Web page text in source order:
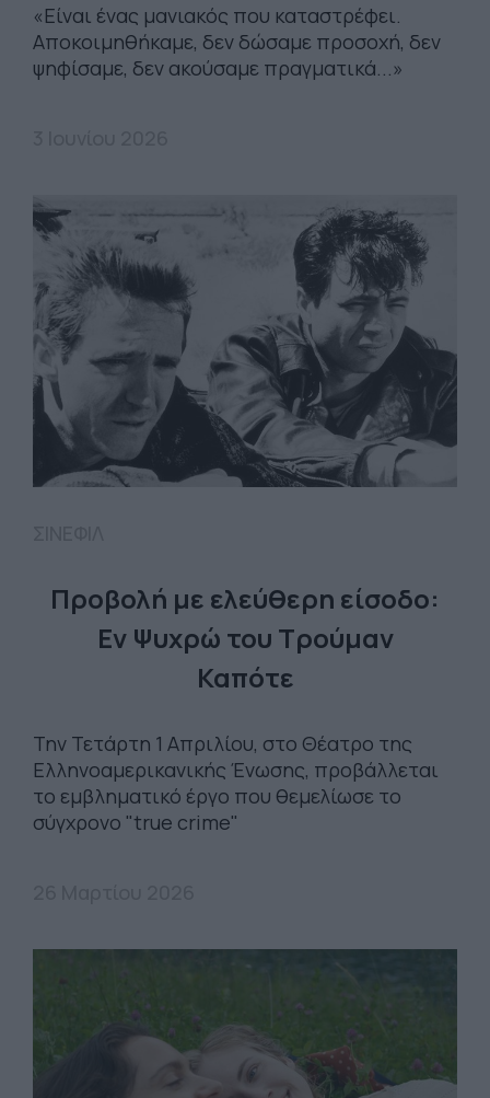
«Είναι ένας μανιακός που καταστρέφει.
Αποκοιμηθήκαμε, δεν δώσαμε προσοχή, δεν
ψηφίσαμε, δεν ακούσαμε πραγματικά...»
Προβολή με ελεύθερη είσοδο:
Εν Ψυχρώ του Τρούμαν
Καπότε
Την Τετάρτη 1 Απριλίου, στο Θέατρο της
Ελληνοαμερικανικής Ένωσης, προβάλλεται
το εμβληματικό έργο που θεμελίωσε το
σύγχρονο "true crime"